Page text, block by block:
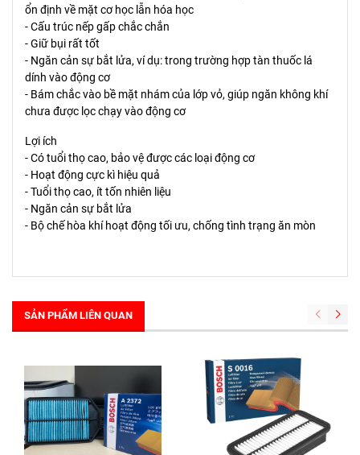
ổn định về mặt cơ học lẫn hóa học
- Cấu trúc nếp gấp chắc chắn
- Giữ bụi rất tốt
- Ngăn cản sự bắt lửa, ví dụ: trong trường hợp tàn thuốc lá
dính vào động cơ
- Bám chắc vào bề mặt nhám của lớp vỏ, giúp ngăn không khí
chưa được lọc chạy vào động cơ
Lợi ích
- Có tuổi thọ cao, bảo vệ được các loại động cơ
- Hoạt động cực kì hiệu quả
- Tuổi thọ cao, ít tốn nhiên liệu
- Ngăn cản sự bắt lửa
- Bộ chế hòa khí hoạt động tối ưu, chống tình trạng ăn mòn
SẢN PHẨM LIÊN QUAN